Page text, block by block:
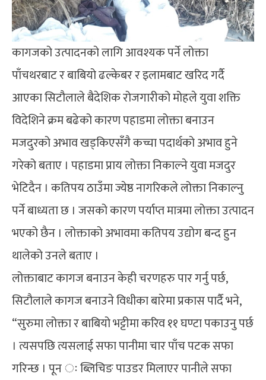
कागजको उत्पादनको लागि आवश्यक पर्ने लोक्ता
पाँचथरबाट र बाबियो ढल्केबर र इलामबाट खरिद गर्दै
आएका सिटौलाले बैदेशिक रोजगारीको मोहले युवा शक्ति
विदेशिने क्रम बढेको कारण पहाडमा लोक्ता बनाउन
मजदुरको अभाव खड्किएसँगै कच्चा पदार्थको अभाव हुने
गरेको बताए । पहाडमा प्राय लोक्ता निकाल्ने युवा मजदुर
भेटिदैन । कतिपय ठाउँमा ज्येष्ठ नागरिकले लोक्ता निकाल्नु
पर्ने बाध्यता छ । जसको कारण पर्याप्त मात्रमा लोक्ता उत्पादन
भएको छैन । लोक्ताको अभावमा कतिपय उद्योग बन्द हुन
थालेको उनले बताए ।
लोक्ताबाट कागज बनाउन केही चरणहरु पार गर्नु पर्छ,
सिटौलाले कागज बनाउने विधीका बारेमा प्रकास पार्दै भने,
“सुरुमा लोक्ता र बाबियो भट्टीमा करिव ११ घण्टा पकाउनु पर्छ
। त्यसपछि त्यसलाई सफा पानीमा चार पाँच पटक सफा
गरिन्छ । पून ः ब्लिचिङ पाउडर मिलाएर पानीले सफा